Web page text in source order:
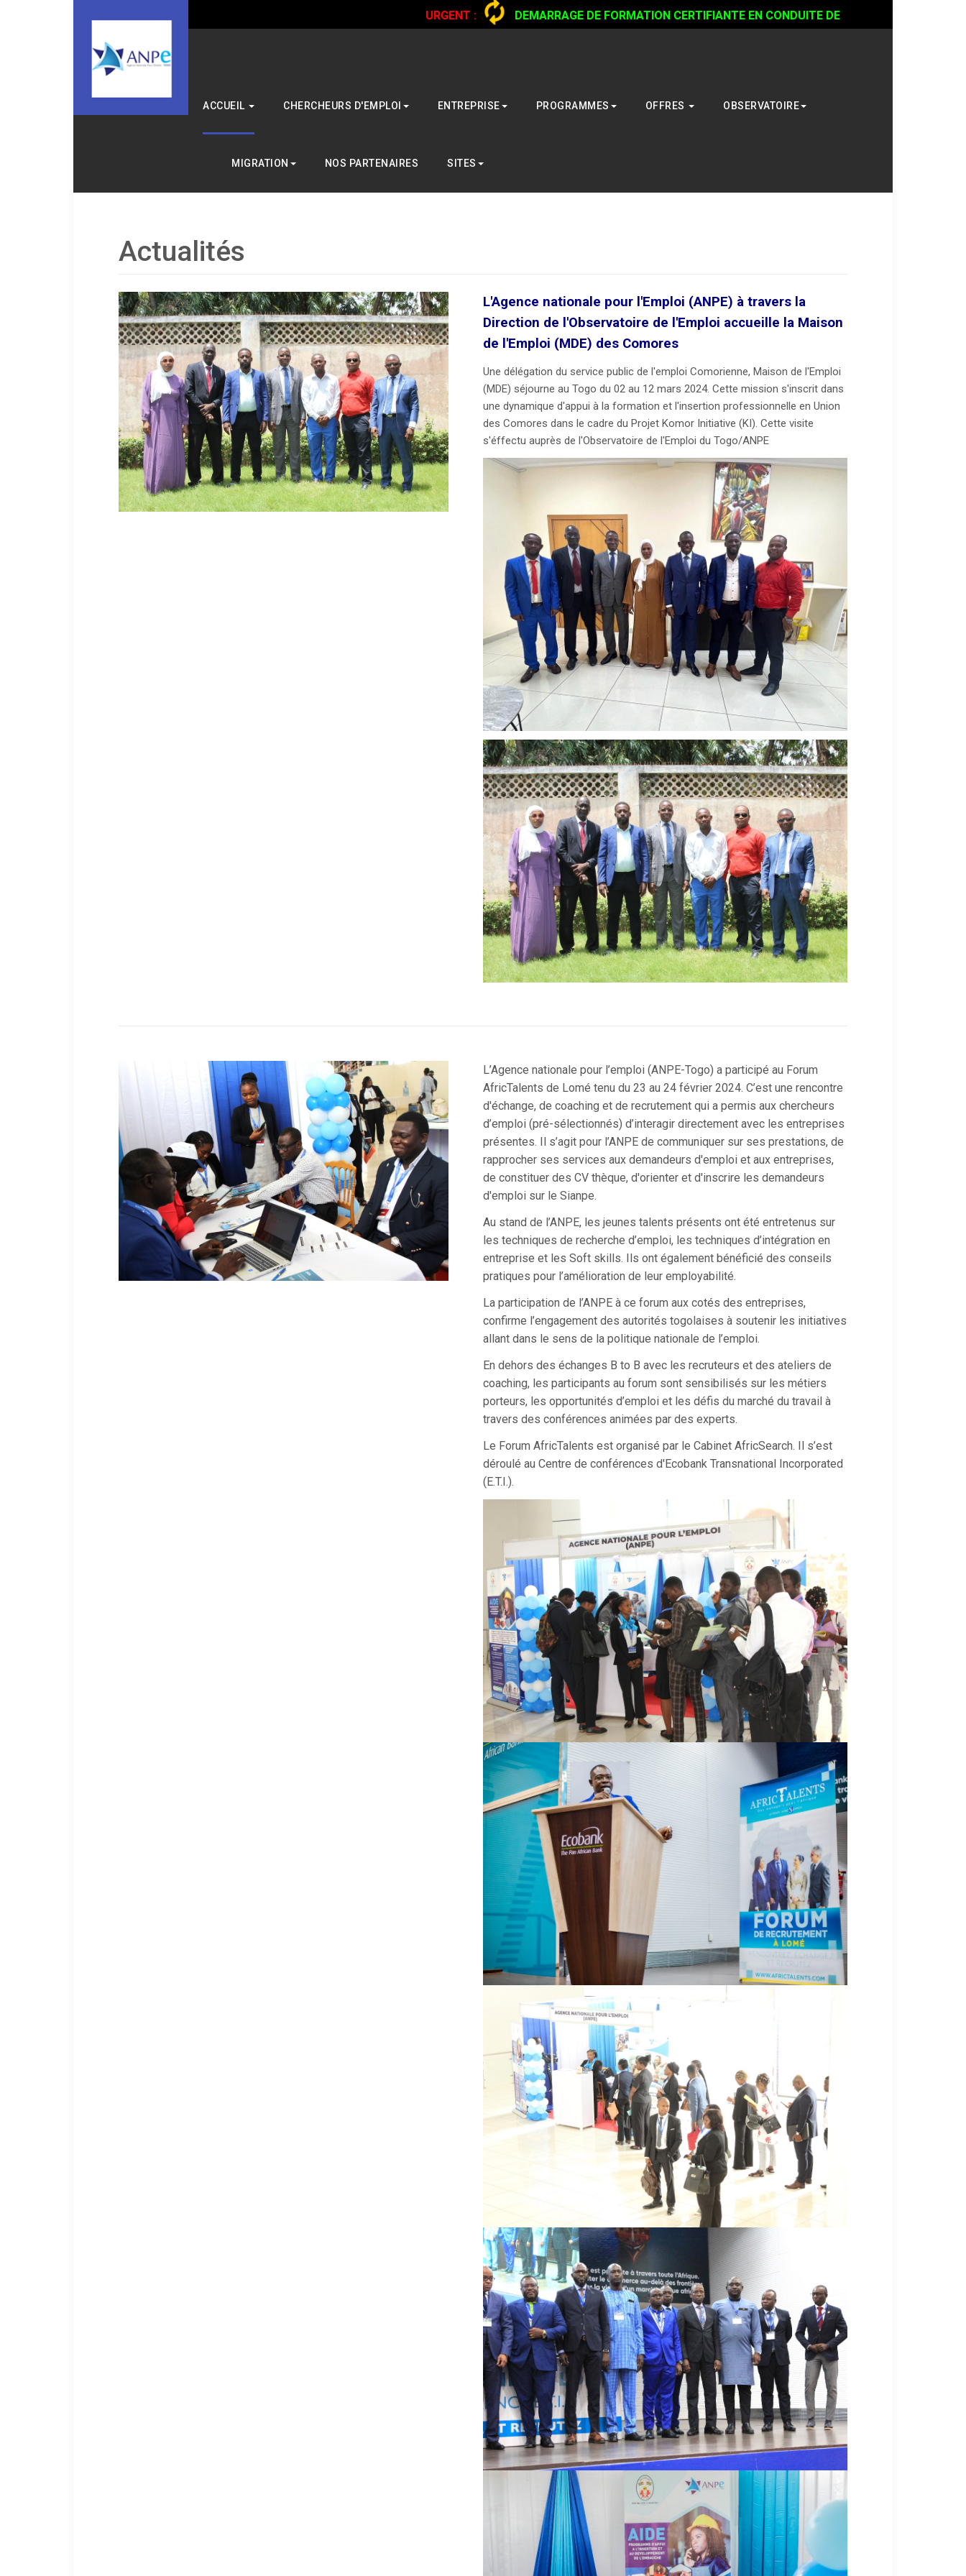
URGENT :
DEMARRAGE DE FORMATION CERTIFIANTE EN CONDUITE DE
CAMIONS...CLIQUER POUR LIRE
ACCUEIL CHERCHEURS D'EMPLOI ENTREPRISE PROGRAMMES OFFRES OBSERVATOIRE
MIGRATION NOS PARTENAIRES SITES
Actualités
L'Agence nationale pour l'Emploi (ANPE) à travers la
Direction de l'Observatoire de l'Emploi accueille la Maison
de l'Emploi (MDE) des Comores
Une délégation du service public de l'emploi Comorienne, Maison de l'Emploi
(MDE) séjourne au Togo du 02 au 12 mars 2024. Cette mission s'inscrit dans
une dynamique d'appui à la formation et l'insertion professionnelle en Union
des Comores dans le cadre du Projet Komor Initiative (KI). Cette visite
s'éffectu auprès de l'Observatoire de l'Emploi du Togo/ANPE
L’Agence nationale pour l’emploi (ANPE-Togo) a participé au Forum
AfricTalents de Lomé tenu du 23 au 24 février 2024. C’est une rencontre
d'échange, de coaching et de recrutement qui a permis aux chercheurs
d’emploi (pré-sélectionnés) d’interagir directement avec les entreprises
présentes. Il s’agit pour l’ANPE de communiquer sur ses prestations, de
rapprocher ses services aux demandeurs d'emploi et aux entreprises,
de constituer des CV thèque, d'orienter et d'inscrire les demandeurs
d'emploi sur le Sianpe.
Au stand de l’ANPE, les jeunes talents présents ont été entretenus sur
les techniques de recherche d’emploi, les techniques d’intégration en
entreprise et les Soft skills. Ils ont également bénéficié des conseils
pratiques pour l’amélioration de leur employabilité.
La participation de l’ANPE à ce forum aux cotés des entreprises,
confirme l’engagement des autorités togolaises à soutenir les initiatives
allant dans le sens de la politique nationale de l’emploi.
En dehors des échanges B to B avec les recruteurs et des ateliers de
coaching, les participants au forum sont sensibilisés sur les métiers
porteurs, les opportunités d’emploi et les défis du marché du travail à
travers des conférences animées par des experts.
Le Forum AfricTalents est organisé par le Cabinet AfricSearch. Il s’est
déroulé au Centre de conférences d'Ecobank Transnational Incorporated
(E.T.I.).